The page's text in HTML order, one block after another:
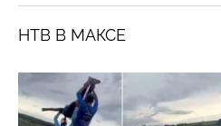
НТВ В МАКСЕ